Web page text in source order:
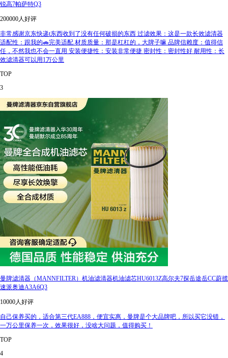
锐高7帕萨特Q3
200000人好评
非常感谢京东快递t东西收到了没有任何破损的东西 过滤效果：这是一款长效滤清器
适配性：跟我的🚗完美适配 材质质量：那是杠杠的，大牌子嘛 品牌信赖度：值得信
任，不然我也不会一直用 安装便捷性：安装非常便捷 密封性：密封性好 耐用性：长
效滤清器可以用1万公里
TOP
3
曼牌滤清器（MANNFILTER）机油滤清器机油滤芯HU6013Z高尔夫7探岳途岳CC蔚揽
速派奥迪A3A6Q3
10000人好评
自己保养买的，适合第三代EA888，便宜实惠，曼牌是个大品牌吧，所以买它没错，
一万公里保养一次，效果很好，没啥大问题，值得购买！
TOP
4